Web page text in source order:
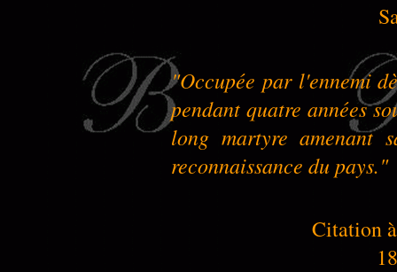
"Occupée par l'ennemi
pendant quatre années
long martyre amenant
reconnaissance du pays."
Citation